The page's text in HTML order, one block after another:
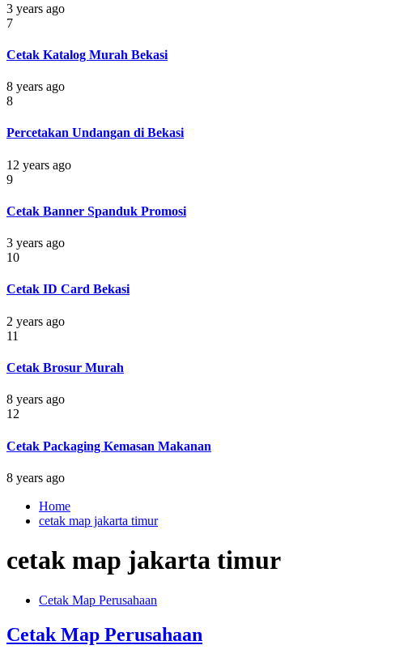
3 years ago
7
Cetak Katalog Murah Bekasi
8 years ago
8
Percetakan Undangan di Bekasi
12 years ago
9
Cetak Banner Spanduk Promosi
3 years ago
10
Cetak ID Card Bekasi
2 years ago
11
Cetak Brosur Murah
8 years ago
12
Cetak Packaging Kemasan Makanan
8 years ago
Home
cetak map jakarta timur
cetak map jakarta timur
Cetak Map Perusahaan
Cetak Map Perusahaan